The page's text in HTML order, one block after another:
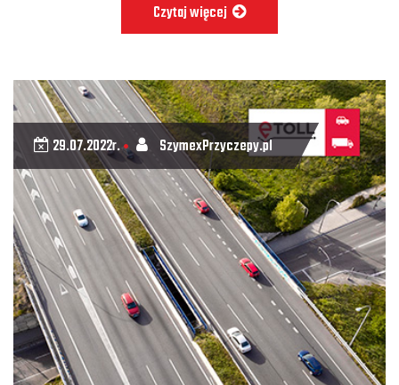
Czytaj więcej
29.07.2022r.• SzymexPrzyczepy.pl